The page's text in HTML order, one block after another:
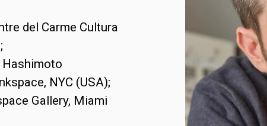
del Carme Cultura
Hashimoto
NYC (USA);
Gallery, Miami